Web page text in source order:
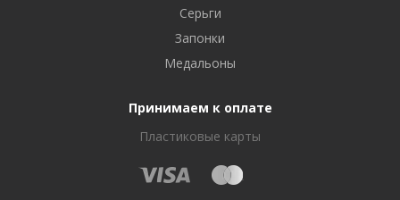
Серьги
Запонки
Медальоны
Принимаем к оплате
Пластиковые карты